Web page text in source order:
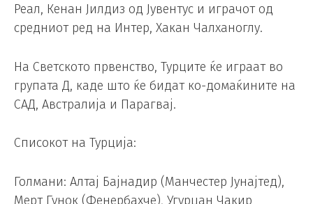
Реал, Кенан Јилдиз од Јувентус и играчот од
средниот ред на Интер, Хакан Чалханоглу.
На Светското првенство, Турците ќе играат во
групата Д, каде што ќе бидат ко-домаќините на
САД, Австралија и Парагвај.
Списокот на Турција:
Голмани: Алтај Бајнадир (Манчестер Јунајтед),
Мерт Гунок (Фенербахче), Угурџан Чакир